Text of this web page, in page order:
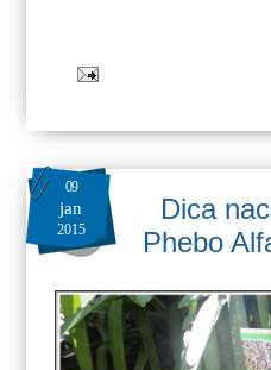
09
jan
2015
Dica
Phebo